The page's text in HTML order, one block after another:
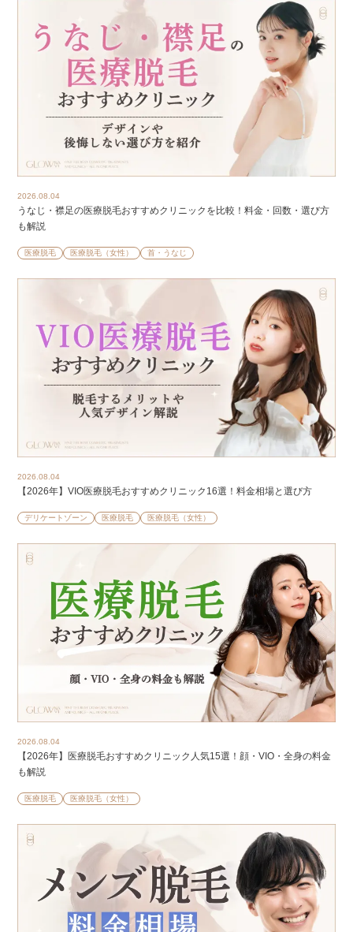
2026.08.04
うなじ・襟足の医療脱毛おすすめクリニックを比較！料金・回数・選び方
も解説
医療脱毛 医療脱毛（女性） 首・うなじ
2026.08.04
【2026年】VIO医療脱毛おすすめクリニック16選！料金相場と選び方
デリケートゾーン 医療脱毛 医療脱毛（女性）
2026.08.04
【2026年】医療脱毛おすすめクリニック人気15選！顔・VIO・全身の料金
も解説
医療脱毛 医療脱毛（女性）